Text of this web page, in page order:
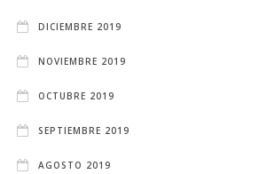
DICIEMBRE 2019
NOVIEMBRE 2019
OCTUBRE 2019
SEPTIEMBRE 2019
AGOSTO 2019